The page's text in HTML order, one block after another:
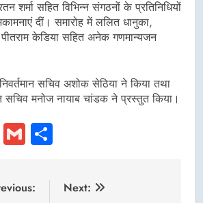
शर्मा सहित विभिन्न संगठनों के प्रतिनिधियों
दीं। समारोह में ललित धानुका,
पीतराम केडिया सहित अनेक गणमान्यजन
सचिव अशोक सेठिया ने किया तथा
सचिव मनोज नायाब चांडक ने प्रस्तुत किया।
X Gmail
Next: